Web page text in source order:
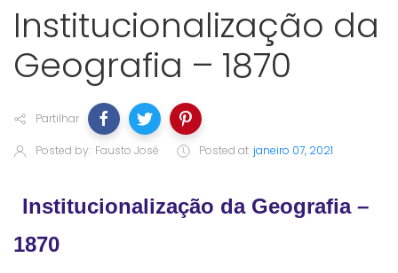
Institucionalização da
Geografia – 1870
Partilhar
Posted by: Fausto José Posted at janeiro 07, 2021
Institucionalização da Geografia –
1870